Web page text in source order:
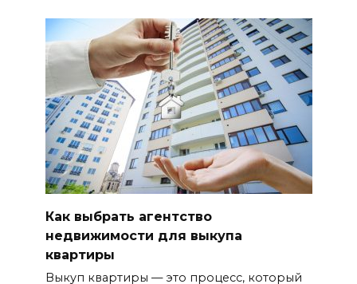
Как выбрать агентство
недвижимости для выкупа
квартиры
Выкуп квартиры — это процесс, который